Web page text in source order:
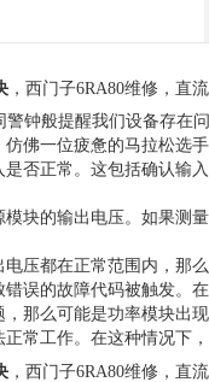
，西门子6RA80维修，直
钟般提醒我们设备存在
佛一位疲惫的马拉松选
否正常。这包括确认输
块的输出电压。如果测
压都在正常范围内，那
误的故障代码被触发。
那么可能是功率模块出
常工作。在这种情况下
，西门子6RA80维修，直